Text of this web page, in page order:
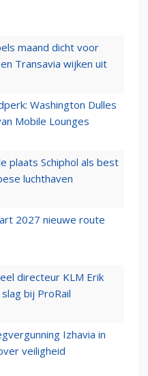
maand dicht voor
Transavia wijken uit
Washington Dulles
Mobile Lounges
plaats Schiphol als best
luchthaven
2027 nieuwe route
directeur KLM Erik
bij ProRail
Izhavia in
veiligheid